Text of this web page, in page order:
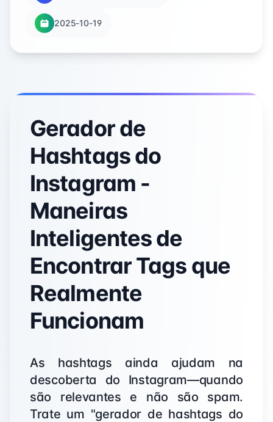
2025-10-19
Gerador de
Hashtags do
Instagram -
Maneiras
Inteligentes de
Encontrar Tags que
Realmente
Funcionam
As hashtags ainda ajudam na
descoberta do Instagram—quando
são relevantes e não são spam.
Trate um "gerador de hashtags do